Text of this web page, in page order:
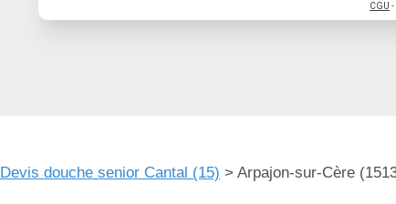
CGU -
Devis douche senior Cantal (15) > Arpajon-sur-Cère